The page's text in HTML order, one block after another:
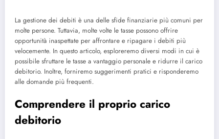
La gestione dei debiti è una delle sfide finanziarie più comuni per
molte persone. Tuttavia, molte volte le tasse possono offrire
opportunità inaspettate per affrontare e ripagare i debiti più
velocemente. In questo articolo, esploreremo diversi modi in cui è
possibile sfruttare le tasse a vantaggio personale e ridurre il carico
debitorio. Inoltre, forniremo suggerimenti pratici e risponderemo
alle domande più frequenti.
Comprendere il proprio carico
debitorio